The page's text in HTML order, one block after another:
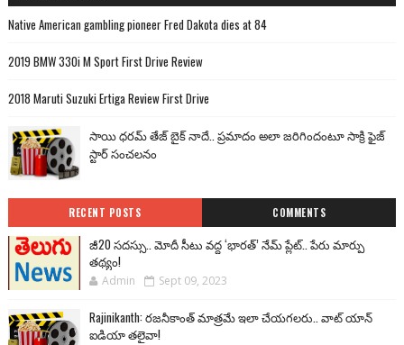
Native American gambling pioneer Fred Dakota dies at 84
2019 BMW 330i M Sport First Drive Review
2018 Maruti Suzuki Ertiga Review First Drive
సాయి ధరమ్ తేజ్ బైక్ నాదే.. ప్రమాదం అలా జరిగిందంటూ సాక్రి ఫైజ్
స్టార్ సంచలనం
RECENT POSTS COMMENTS
జీ20 సదస్సు.. మోదీ సీటు వద్ద ‘భారత్’ నేమ్ ప్లేట్‌.. పేరు మార్పు
తథ్యం!
Admin Sept 09, 2023
Rajinikanth: రజనీకాంత్ మాత్రమే ఇలా చేయగలరు.. వాట్ యాన్
ఐడియా తలైవా!